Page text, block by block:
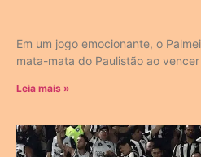
Em um jogo emocionante, o
mata-mata do Paulistão ao
Leia mais »